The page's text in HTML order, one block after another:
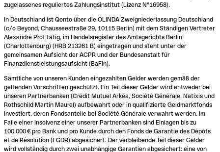
zugelassenes reguliertes Zahlungsinstitut (Lizenz N°16958).
In Deutschland ist Qonto über die OLINDA Zweigniederlassung Deutschland
(c/o Beyond, Chausseestraße 29, 10115 Berlin) mit dem Ständigen Vertreter
Alexandre Prot tätig, im Handelsregister des Amtsgerichts Berlin
(Charlottenburg) (HRB 213261 B) eingetragen und steht unter der
gemeinsamen Aufsicht der ACPR und der Bundesanstalt für
Finanzdienstleistungsaufsicht (BaFin).
Sämtliche von unseren Kunden eingezahlten Gelder werden gemäß der
geltenden Vorschriften geschützt. Ein Teil dieser Gelder wird entweder bei
unseren Partnerbanken (Crédit Mutuel Arkéa, Société Générale, Natixis und
Rothschild Martin Maurel) aufbewahrt oder in qualifizierte Geldmarktfonds
investiert, deren Fondsanteile bei Société Générale verwahrt werden. Im
Falle einer Insolvenz einer unserer Partnerbanken sind Einlagen bis zu
100.000 € pro Bank und pro Kunde durch den Fonds de Garantie des Dépôts
et de Résolution (FGDR) abgesichert. Der verbleibende Teil dieser Gelder
wird vollständig durch zwei unabhängige Garantien abgesichert: eine von